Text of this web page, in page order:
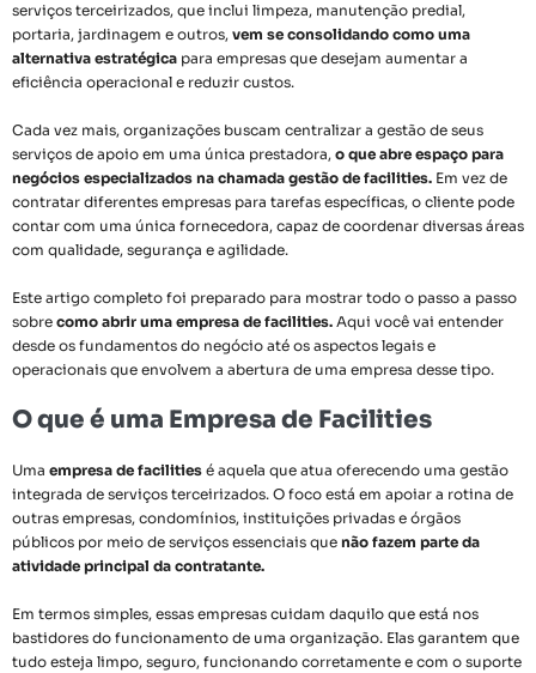
serviços terceirizados, que inclui limpeza, manutenção predial,
portaria, jardinagem e outros, vem se consolidando como uma
alternativa estratégica para empresas que desejam aumentar a
eficiência operacional e reduzir custos.
Cada vez mais, organizações buscam centralizar a gestão de seus
serviços de apoio em uma única prestadora, o que abre espaço para
negócios especializados na chamada gestão de facilities. Em vez de
contratar diferentes empresas para tarefas específicas, o cliente pode
contar com uma única fornecedora, capaz de coordenar diversas áreas
com qualidade, segurança e agilidade.
Este artigo completo foi preparado para mostrar todo o passo a passo
sobre como abrir uma empresa de facilities. Aqui você vai entender
desde os fundamentos do negócio até os aspectos legais e
operacionais que envolvem a abertura de uma empresa desse tipo.
O que é uma Empresa de Facilities
Uma empresa de facilities é aquela que atua oferecendo uma gestão
integrada de serviços terceirizados. O foco está em apoiar a rotina de
outras empresas, condomínios, instituições privadas e órgãos
públicos por meio de serviços essenciais que não fazem parte da
atividade principal da contratante.
Em termos simples, essas empresas cuidam daquilo que está nos
bastidores do funcionamento de uma organização. Elas garantem que
tudo esteja limpo, seguro, funcionando corretamente e com o suporte